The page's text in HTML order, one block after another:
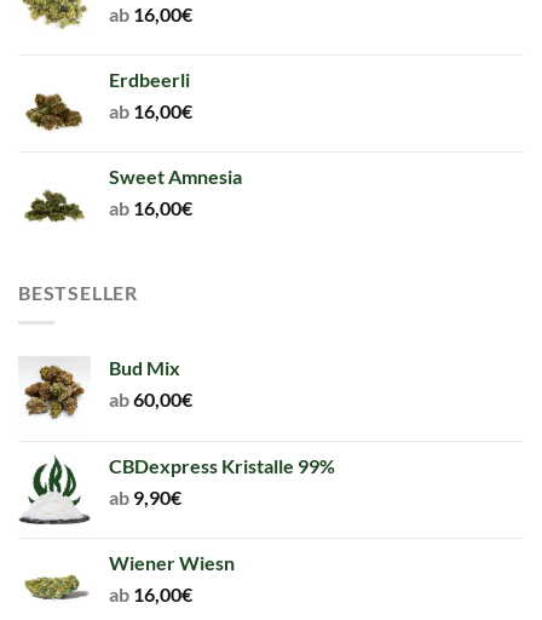
ab 16,00€
Erdbeerli
ab 16,00€
Sweet Amnesia
ab 16,00€
BESTSELLER
Bud Mix
ab60,00€
CBDexpress Kristalle 99%
ab 9,90€
Wiener Wiesn
ab 16,00€